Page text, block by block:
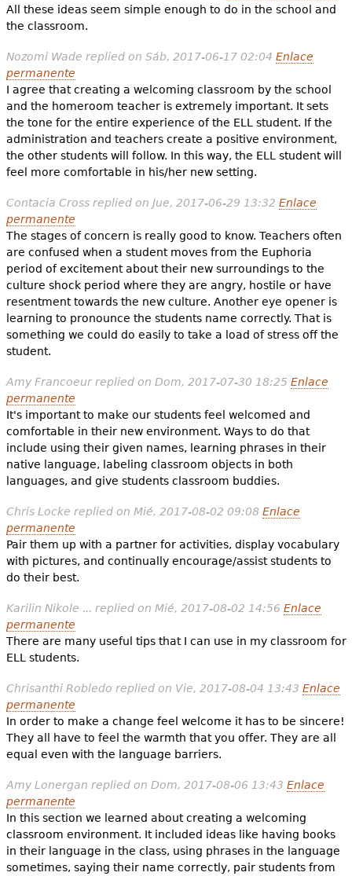
All these ideas seem simple enough to do in the school and
the classroom.
Nozomi Wade replied on Sáb, 2017-06-17 02:04 Enlace
permanente
I agree that creating a welcoming classroom by the school
and the homeroom teacher is extremely important. It sets
the tone for the entire experience of the ELL student. If the
administration and teachers create a positive environment,
the other students will follow. In this way, the ELL student will
feel more comfortable in his/her new setting.
Contacia Crossreplied on Jue, 2017-06-29 13:32 Enlace
permanente
The stages of concern is really good to know. Teachers often
are confused when a student moves from the Euphoria
period of excitement about their new surroundings to the
culture shock period where they are angry, hostile or have
resentment towards the new culture. Another eye opener is
learning to pronounce the students name correctly. That is
something we could do easily to take a load of stress off the
student.
Amy Francoeurreplied on Dom, 2017-07-30 18:25 Enlace
permanente
It's important to make our students feel welcomed and
comfortable in their new environment. Ways to do that
include using their given names, learning phrases in their
native language, labeling classroom objects in both
languages, and give students classroom buddies.
Chris Locke replied on Mié, 2017-08-02 09:08 Enlace
permanente
Pair them up with a partner for activities, display vocabulary
with pictures, and continually encourage/assist students to
do their best.
Karilin Nikole ... replied on Mié, 2017-08-02 14:56 Enlace
permanente
There are many useful tips that I can use in my classroom for
ELL students.
Chrisanthi Robledo replied on Vie, 2017-08-04 13:43 Enlace
permanente
In order to make a change feel welcome it has to be sincere!
They all have to feel the warmth that you offer. They are all
equal even with the language barriers.
Amy Lonergan replied on Dom, 2017-08-06 13:43 Enlace
permanente
In this section we learned about creating a welcoming
classroom environment. It included ideas like having books
in their language in the class, using phrases in the language
sometimes, saying their name correctly, pair students from